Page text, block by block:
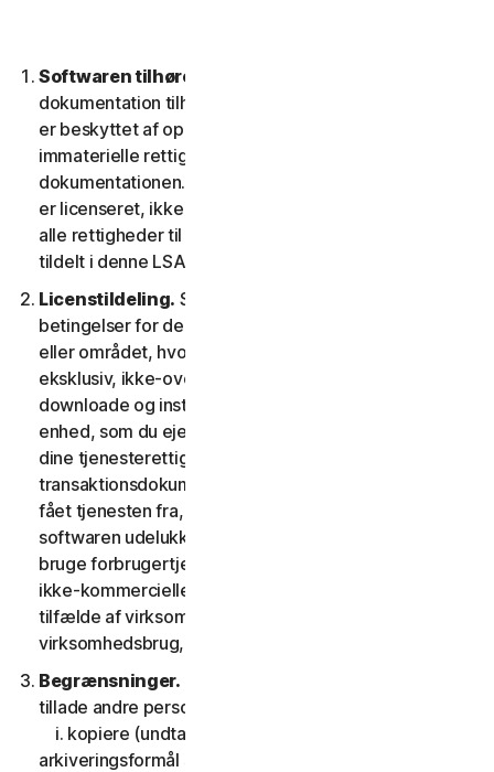
Softwaren tilhører os.
dokumentation tilhører os eller vores licensgivere og
er beskyttet af ophavsretlove. Dette inkluderer alle
immaterielle rettigheder i og til softwaren og
dokumentationen. Al software, som vi leverer til dig,
er licenseret, ikke solgt til dig, og vi forbeholder os
alle rettigheder til softwaren, der ikke udtrykkeligt er
tildelt i denne LSA.
Licenstildeling. Så længe du overholder vilkår og
betingelser for denne LSA, giver vi dig i territoriet
eller området, hvor du fik softwaren, en ikke-
eksklusiv, ikke-overførbar tidsbegrænset licens til at
downloade og installere en kopi af softwaren på den
enhed, som du ejer eller kontrollerer som angivet i
dine tjenesterettigheder eller den relevante
transaktionsdokumentation fra den udbyder, du har
fået tjenesten fra, og til at køre en sådan kopi af
softwaren udelukkende med henblik på at tilgå og
bruge forbrugertjenesterne til din egen personlige
ikke-kommercielle brug i tjenestens løbetid, eller, i
tilfælde af virksomhedstjenester, til din interne
virksomhedsbrug, i tjenesteperioden.
Begrænsninger.
tillade andre personer at:
i. kopiere (undtagen til backup- eller
arkiveringsformål som tilladt nedenfor), modificere